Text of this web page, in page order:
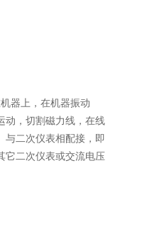
器上，在机器振动
动，切割磁力线，在线
与二次仪表相配接，即
它二次仪表或交流电压